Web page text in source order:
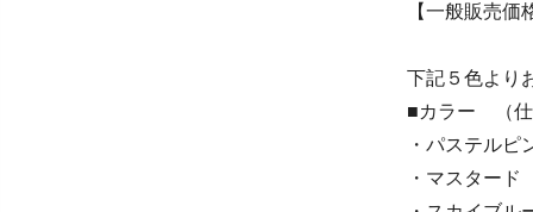
【一般販売価
下記５色より
■カラー （仕
・パステルピ
・マスタード